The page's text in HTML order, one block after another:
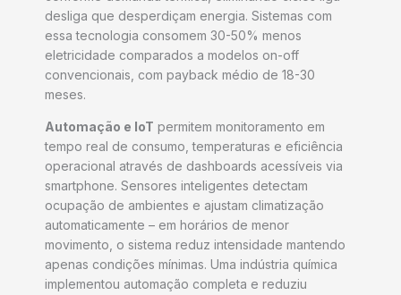
desliga que desperdiçam energia. Sistemas com
essa tecnologia consomem 30-50% menos
eletricidade comparados a modelos on-off
convencionais, com payback médio de 18-30
meses.
Automação e IoT permitem monitoramento em
tempo real de consumo, temperaturas e eficiência
operacional através de dashboards acessíveis via
smartphone. Sensores inteligentes detectam
ocupação de ambientes e ajustam climatização
automaticamente – em horários de menor
movimento, o sistema reduz intensidade mantendo
apenas condições mínimas. Uma indústria química
implementou automação completa e reduziu